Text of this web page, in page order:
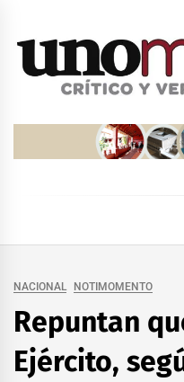
NACIONAL NOTIMOMENTO
Repuntan
Ejército,